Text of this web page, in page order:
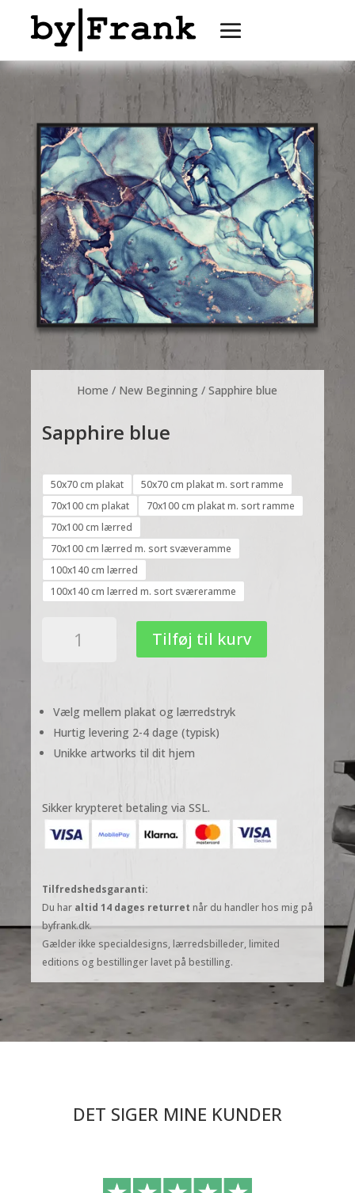
Home / New Beginning / Sapphire blue
Sapphire blue
50x70 cm plakat
50x70 cm plakat m. sort ramme
70x100 cm plakat
70x100 cm plakat m. sort ramme
70x100 cm lærred
70x100 cm lærred m. sort svæveramme
100x140 cm lærred
100x140 cm lærred m. sort sværeramme
Tilføj til kurv
Vælg mellem plakat og lærredstryk
Hurtig levering 2-4 dage (typisk)
Unikke artworks til dit hjem
Sikker krypteret betaling via SSL.
Tilfredshedsgaranti:
Du har altid 14 dages returret når du handler hos mig på
byfrank.dk.
Gælder ikke specialdesigns, lærredsbilleder, limited
editions og bestillinger lavet på bestilling.
DET SIGER MINE KUNDER